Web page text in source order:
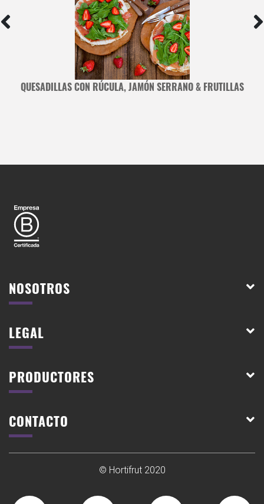
QUESADILLAS CON RÚCULA, JAMÓN SERRANO & FRUTILLAS
NOSOTROS
LEGAL
PRODUCTORES
CONTACTO
© Hortifrut 2020